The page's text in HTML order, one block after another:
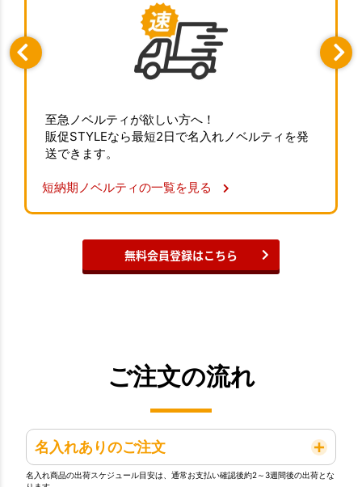
至急ノベルティが欲しい方へ！
販促STYLEなら最短2日で名入れノベルティを発
送できます。
短納期ノベルティの一覧を見る
無料会員登録はこちら
ご注文の流れ
名入れありのご注文
名入れ商品の出荷スケジュール目安は、通常お支払い確認後約2～3週間後の出荷とな